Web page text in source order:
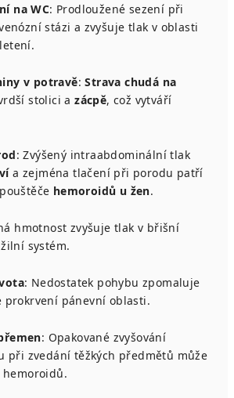
na WC: Prodloužené sezení při
stázi a zvyšuje tlak v oblasti
v potravě:Strava chudá na
stolici azácpě, což vytváří
: Zvýšený intraabdominální tlak
a zejména tlačení při porodu patří
hemoroidů u žen.
hmotnost zvyšuje tlak v břišní
systém.
: Nedostatek pohybu zpomaluje
prokrvení pánevní oblasti.
: Opakované zvyšování
při zvedání těžkých předmětů může